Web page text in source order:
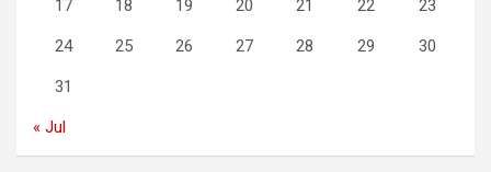
17 18 19 20 21 22 23
24 25 26 27 28 29 30
31
« Jul